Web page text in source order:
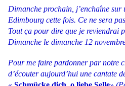
Dimanche prochain, j’enchaîne sur
Edimbourg cette fois. Ce ne sera
Tout ça pour dire que je reviendrai
Dimanche le dimanche 12
Pour me faire pardonner par notre
d’écouter aujourd’hui une cantate